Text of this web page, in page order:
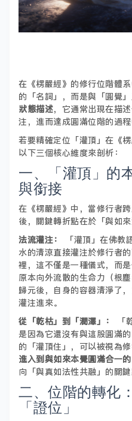
在《楞嚴經》的修行位階體
的「名詞」，而是與「圓覺
狀態描述，它通常出現在描
注，進而達成圓滿位階的過程
若要精確定位「灌頂」在《
以下三個核心維度來剖析：
一、「灌頂」的
與銜接
在《楞嚴經》中，當修行者
後，關鍵轉折點在於「與如來
法流灌注：
「灌頂」在佛教
水的清涼直接灌注於修行者
裡，這不僅是一種儀式，而
原本向外流散的生命力（根
歸元後，自身的容器清淨了
灌注進來。
從「乾枯」到「潤澤」：
「
是因為它還沒有與這股圓滿
的「灌頂住」，可以被視為
進入到與如來本覺圓滿合一
向「與真如法性共融」的關鍵
二、位階的轉化
「證位」